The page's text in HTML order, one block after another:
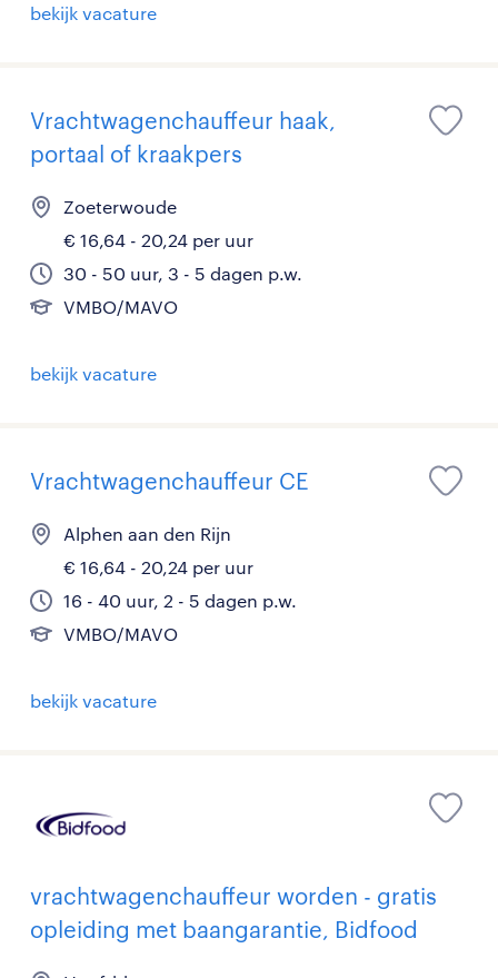
bekijk vacature
Vrachtwagenchauffeur haak,
portaal of kraakpers
Zoeterwoude
€ 16,64 - 20,24 per uur
30 - 50 uur, 3 - 5 dagen p.w.
VMBO/MAVO
bekijk vacature
Vrachtwagenchauffeur CE
Alphen aan den Rijn
€ 16,64 - 20,24 per uur
16 - 40 uur, 2 - 5 dagen p.w.
VMBO/MAVO
bekijk vacature
vrachtwagenchauffeur worden - gratis
opleiding met baangarantie, Bidfood